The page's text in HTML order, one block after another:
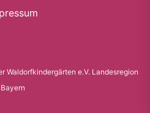
Waldorfkindergärten e.V. Landesregion
Bayern